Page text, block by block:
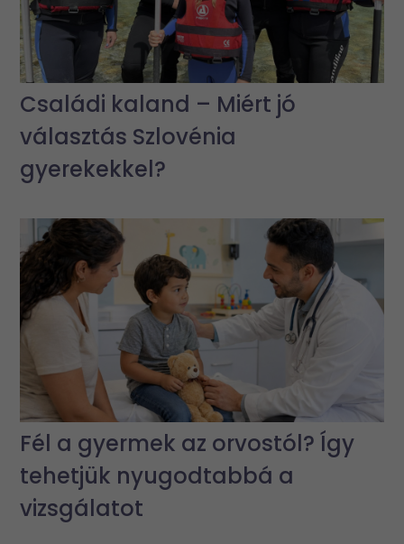
Családi kaland – Miért jó
választás Szlovénia
gyerekekkel?
Fél a gyermek az orvostól? Így
tehetjük nyugodtabbá a
vizsgálatot